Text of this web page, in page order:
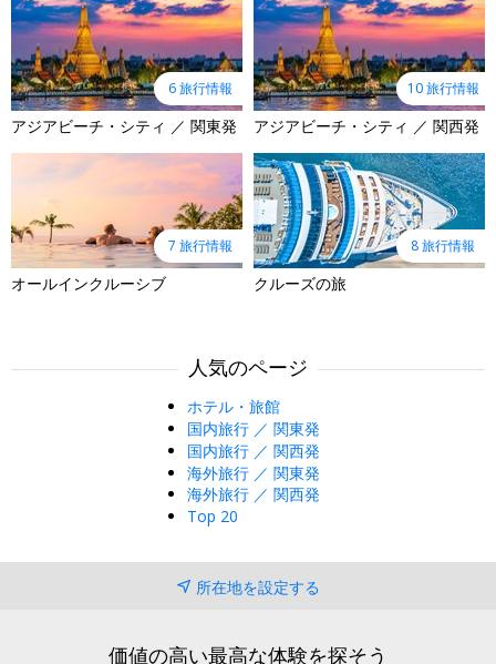
6 旅行情報
アジアビーチ・シティ ／ 関東発
10 旅行情報
アジアビーチ・シティ ／ 関西発
7 旅行情報
オールインクルーシブ
8 旅行情報
クルーズの旅
人気のページ
ホテル・旅館
国内旅行 ／ 関東発
国内旅行 ／ 関西発
海外旅行 ／ 関東発
海外旅行 ／ 関西発
Top 20
所在地を設定する
価値の高い最高な体験を探そう